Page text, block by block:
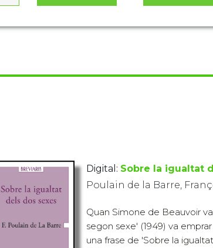
Digital: Sobre la igualtat
Poulain de la Barre,
Quan Simone de Beauvoir
segon sexe' (1949) va
una frase de 'Sobre la